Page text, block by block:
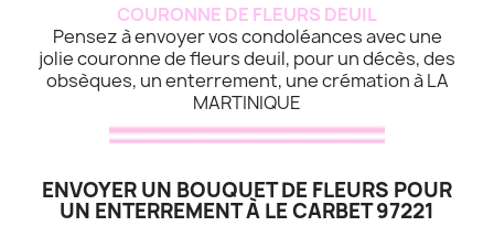
COURONNE DE FLEURS DEUIL
Pensez à envoyer vos condoléances avec une
jolie couronne de fleurs deuil, pour un décès, des
obsèques, un enterrement, une crémation à LA
MARTINIQUE
ENVOYER UN BOUQUET DE FLEURS POUR
UN ENTERREMENT À LE CARBET 97221